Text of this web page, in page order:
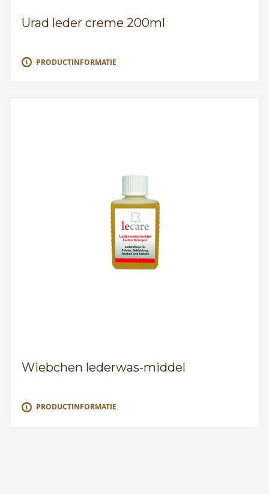
Urad leder creme 200ml
PRODUCTINFORMATIE
Wiebchen lederwas-middel
PRODUCTINFORMATIE